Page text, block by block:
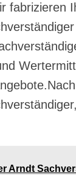
fabrizieren
Arndt